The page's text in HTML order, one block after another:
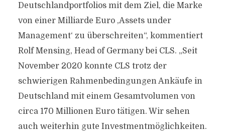
Deutschlandportfolios mit dem Ziel, die Marke
von einer Milliarde Euro ‚Assets under
Management‘ zu überschreiten“, kommentiert
Rolf Mensing, Head of Germany bei CLS. „Seit
November 2020 konnte CLS trotz der
schwierigen Rahmenbedingungen Ankäufe in
Deutschland mit einem Gesamtvolumen von
circa 170 Millionen Euro tätigen. Wir sehen
auch weiterhin gute Investmentmöglichkeiten.